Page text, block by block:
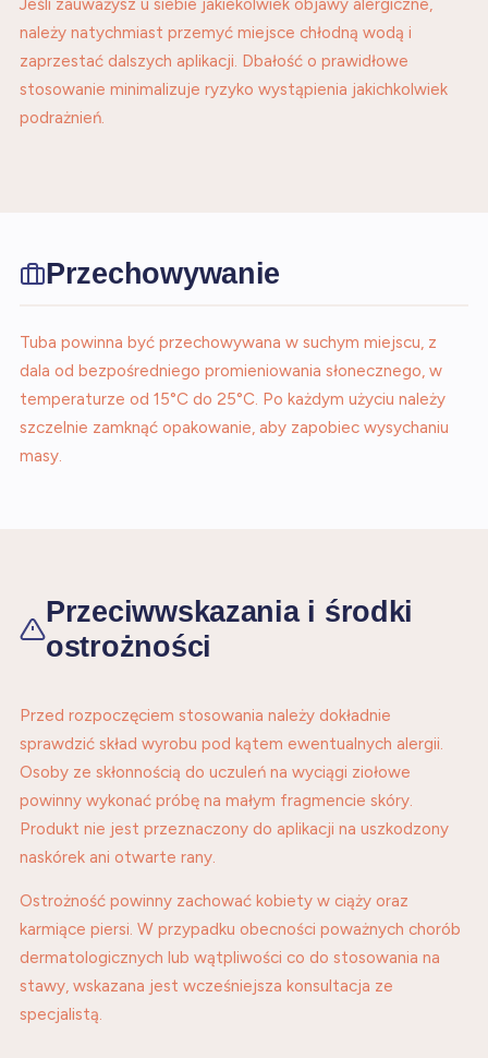
Jeśli zauważysz u siebie jakiekolwiek objawy alergiczne,
należy natychmiast przemyć miejsce chłodną wodą i
zaprzestać dalszych aplikacji. Dbałość o prawidłowe
stosowanie minimalizuje ryzyko wystąpienia jakichkolwiek
podrażnień.
Przechowywanie
Tuba powinna być przechowywana w suchym miejscu, z
dala od bezpośredniego promieniowania słonecznego, w
temperaturze od 15°C do 25°C. Po każdym użyciu należy
szczelnie zamknąć opakowanie, aby zapobiec wysychaniu
masy.
Przeciwwskazania i środki
ostrożności
Przed rozpoczęciem stosowania należy dokładnie
sprawdzić skład wyrobu pod kątem ewentualnych alergii.
Osoby ze skłonnością do uczuleń na wyciągi ziołowe
powinny wykonać próbę na małym fragmencie skóry.
Produkt nie jest przeznaczony do aplikacji na uszkodzony
naskórek ani otwarte rany.
Ostrożność powinny zachować kobiety w ciąży oraz
karmiące piersi. W przypadku obecności poważnych chorób
dermatologicznych lub wątpliwości co do stosowania na
stawy, wskazana jest wcześniejsza konsultacja ze
specjalistą.